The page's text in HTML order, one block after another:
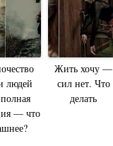
людей
— что
Жить хочу —
сил нет. Что
делать